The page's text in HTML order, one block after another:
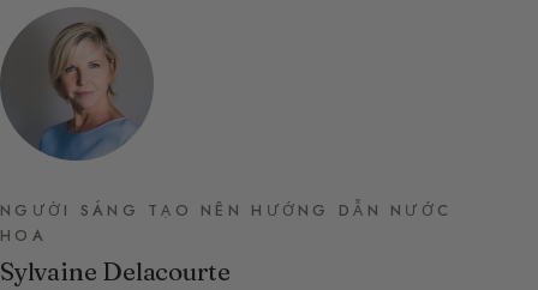
NGƯỜI SÁNG TẠO NÊN HƯỚNG DẪN NƯỚC
HOA
Sylvaine Delacourte